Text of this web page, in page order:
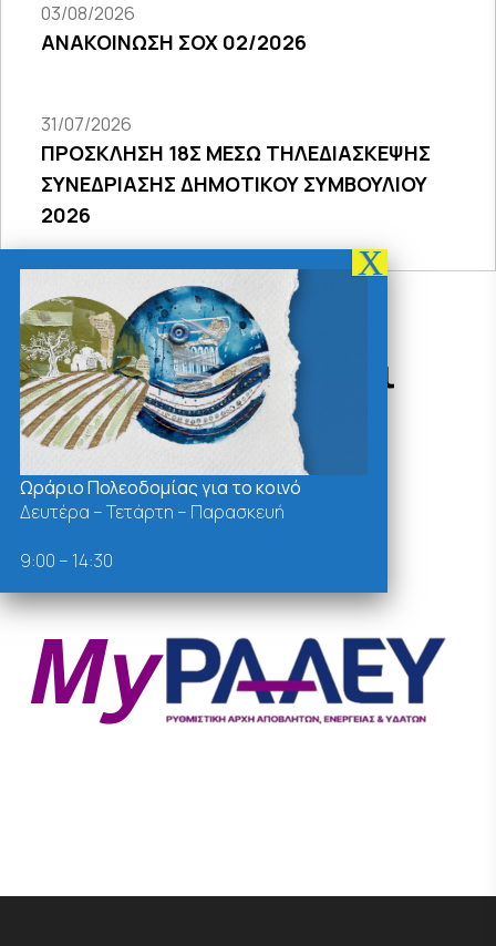
03/08/2026
ΑΝΑΚΟΙΝΩΣΗ ΣΟΧ 02/2026
31/07/2026
ΠΡΟΣΚΛΗΣΗ 18Σ ΜΕΣΩ ΤΗΛΕΔΙΑΣΚΕΨΗΣ
ΣΥΝΕΔΡΙΑΣΗΣ ΔΗΜΟΤΙΚΟΥ ΣΥΜΒΟΥΛΙΟΥ
2026
Δράσεις - Χρήσιμοι
Σύνδεσμοι
Ωράριο Πολεοδομίας για το κοινό
Δευτέρα – Τετάρτη – Παρασκευή
9:00 – 14:30